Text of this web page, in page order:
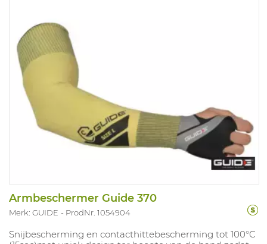
Armbeschermer Guide 370
Merk: GUIDE ProdNr. 1054904
Snijbescherming en contacthittebescherming tot 100°C